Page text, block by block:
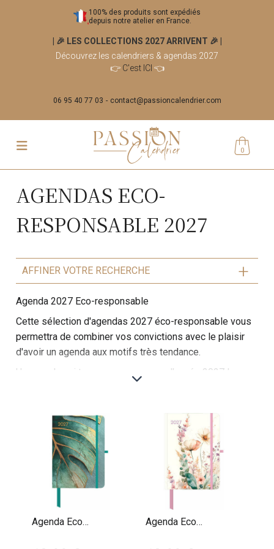
100% des produits sont expédiés
depuis notre atelier en France.
| 🎉 LES COLLECTIONS 2027 ARRIVENT 🎉
Découvrez les calendriers & agendas 2027
👉 C'est ICI 👈
06 95 40 77 03 contact@passioncalendrier.com
0
AGENDAS ECO-
RESPONSABLE 2027
AFFINER VOTRE RECHERCHE
Agenda 2027 Eco-responsable
Cette sélection d'agendas 2027 éco-responsable vous
permettra de combiner vos convictions avec le plaisir
d'avoir un agenda aux motifs très tendance.
Un agenda qui traversera avec vous l'année 2027 !
qui souhaitent allier organisation et respect de la
planète. Conçus avec des matériaux durables et des
pratiques de fabrication éthiques, ces agendas sont une
alternative idéale pour ceux qui veulent réduire leur
impact écologique tout en restant organisés.
Les couvertures de ces agendas sont fabriquées à
partir de matériaux recyclés ou de papier certifié FSC,
Agenda Eco
Agenda Eco